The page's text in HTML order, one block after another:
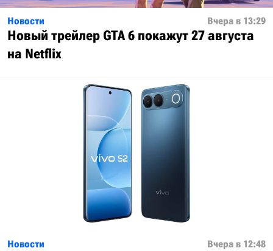
Новости Вчера в 13:29
Новый трейлер GTA 6 покажут 27 августа
на Netflix
Новости Вчера в 12:48